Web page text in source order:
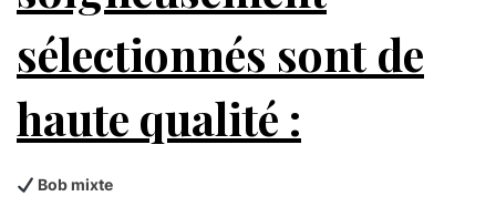
sélectionnés sont de
haute qualité :
Bob mixte